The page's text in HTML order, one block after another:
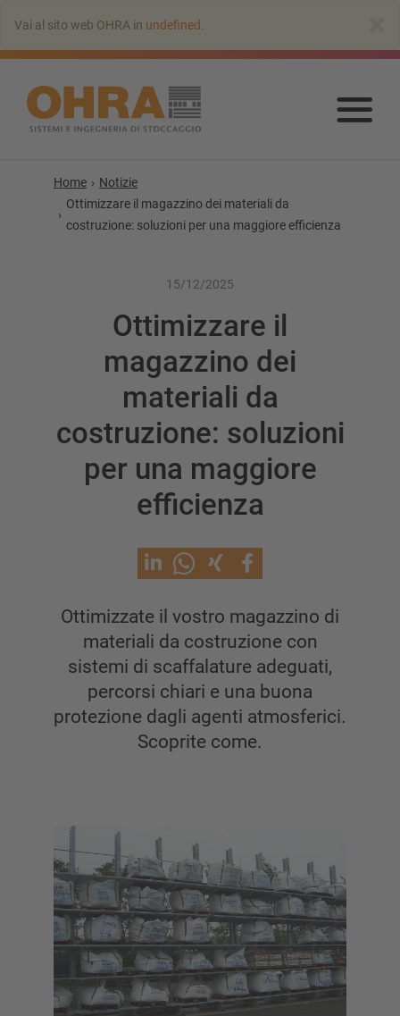
all’indice
principale
Vai al sito web OHRA in undefined
Vai
Home
Notizie
Ottimizzare il magazzino dei materiali da
costruzione: soluzioni per una maggiore efficienza
15/12/2025
Ottimizzare il
magazzino dei
materiali da
costruzione: soluzioni
per una maggiore
efficienza
Ottimizzate il vostro magazzino di
materiali da costruzione con
sistemi di scaffalature adeguati,
percorsi chiari e una buona
protezione dagli agenti atmosferici.
Scoprite come.
SCAFFALATURA CANTILEVER
Scaffale cantilever con tetto
Scaffale cantilever bifronte
Scaffalatura cantilever per carichi pesanti
Scaffalature cantilever per carichi lunghi
Altre versioni di scaffalature cantilever
SOLUZIONI DI STOCCAGGIO
Scaffale porta pallet
Scaffalature su basi mobili
Sistemi di stoccaggio automatici